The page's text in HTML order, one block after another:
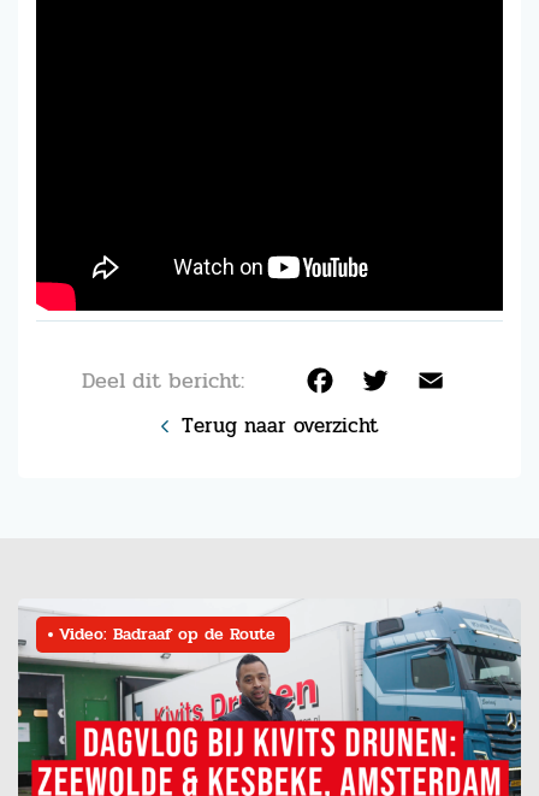
Deel dit bericht: Facebook
Twitter Email
Terug naar overzicht
Video: Badraaf op de Route